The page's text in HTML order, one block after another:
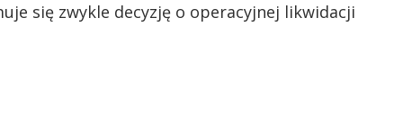
się zwykle decyzję o operacyjnej likwidacji